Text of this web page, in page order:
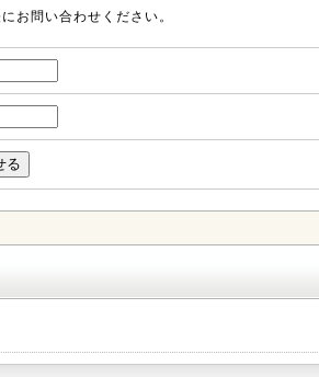
お問い合わせください。